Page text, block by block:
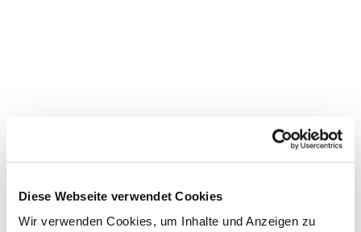
Diese Webseite verwendet Cookies
Wir verwenden Cookies, um Inhalte und Anzeigen zu
interessieren